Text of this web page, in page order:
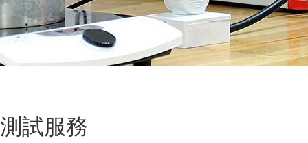
測試服務